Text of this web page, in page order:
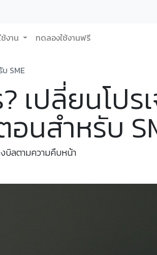
งาน ทดลองใช้งานฟรี
SME
เปลี่ยนโปร
นสำหรับ
บิลตามความคืบหน้า